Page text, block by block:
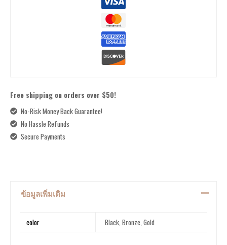
Free shipping on orders over $50!
No-Risk Money Back Guarantee!
No Hassle Refunds
Secure Payments
ข้อมูลเพิ่มเติม
color Black, Bronze, Gold